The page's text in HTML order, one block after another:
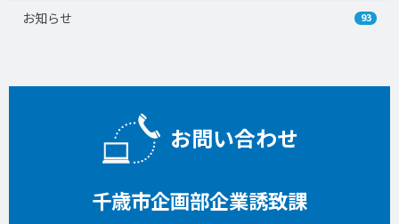
お知らせ 93
お問い合わせ
千歳市企画部企業誘致課